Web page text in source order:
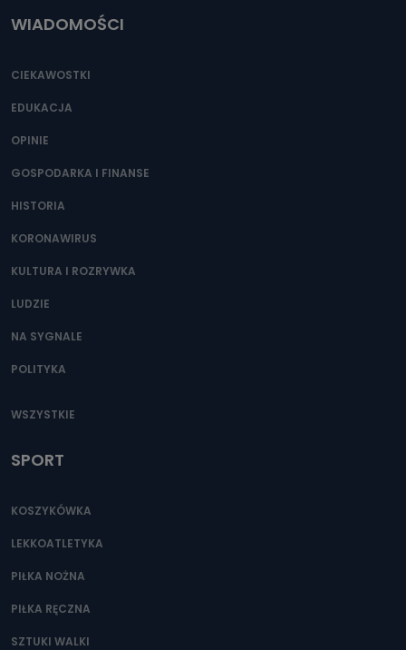
WIADOMOŚCI
CIEKAWOSTKI
EDUKACJA
OPINIE
GOSPODARKA I FINANSE
HISTORIA
KORONAWIRUS
KULTURA I ROZRYWKA
LUDZIE
NA SYGNALE
POLITYKA
WSZYSTKIE
SPORT
KOSZYKÓWKA
LEKKOATLETYKA
PIŁKA NOŻNA
PIŁKA RĘCZNA
SZTUKI WALKI